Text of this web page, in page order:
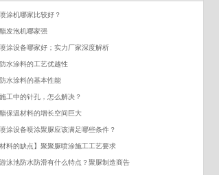
涂机哪家比较好？
发泡机哪家强
涂设备哪家好；实力厂家深度解析
水涂料的工艺优越性
水涂料的基本性能
工中的针孔，怎么解决？
保温材料的增长空间巨大
涂设备喷涂聚脲应该满足哪些条件？
材料的缺点】聚聚脲喷涂施工工艺要求
泳池防水防滑有什么特点？聚脲制造商告